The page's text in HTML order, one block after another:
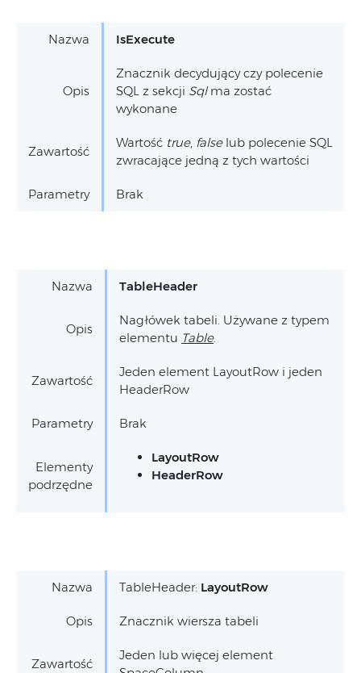
Nazwa IsExecute
Opis
Znacznik decydujący czy polecenie
SQL z sekcji Sqlma zostać
wykonane
Zawartość
Wartość true, false lub polecenie SQL
zwracające jedną z tych wartości
Parametry Brak
Nazwa TableHeader
Opis
Nagłówek tabeli. Używane z typem
elementu Table.
Zawartość
Jeden element LayoutRow i jeden
HeaderRow
Parametry Brak
Elementy
podrzędne
LayoutRow
HeaderRow
Nazwa TableHeader: LayoutRow
Opis Znacznik wiersza tabeli
Zawartość
Jeden lub więcej element